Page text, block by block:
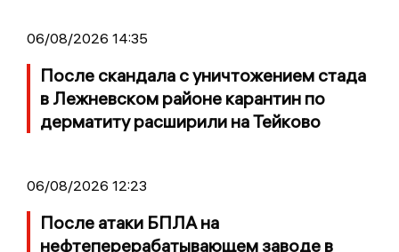
06/08/2026 14:35
После скандала с уничтожением стада
в Лежневском районе карантин по
дерматиту расширили на Тейково
06/08/2026 12:23
После атаки БПЛА на
нефтеперерабатывающем заводе в